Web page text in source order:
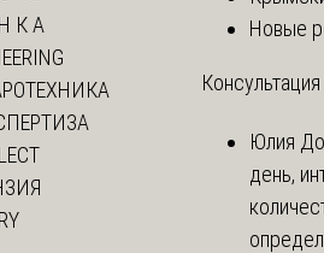
К А
Новые
Юлия
день,